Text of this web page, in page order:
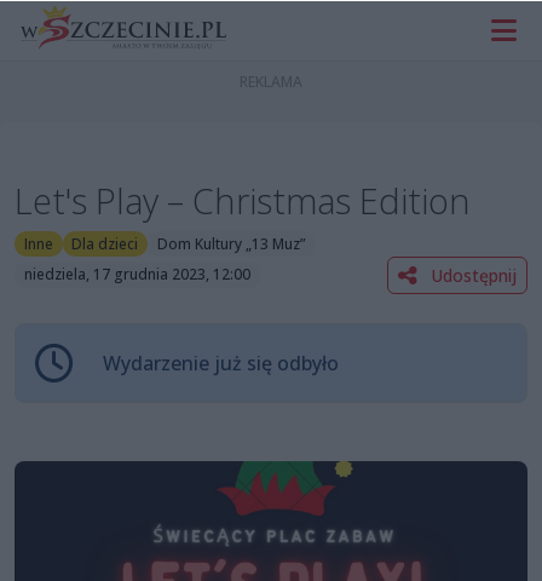
Let's Play – Christmas Edition
Inne Dla dzieci
Dom Kultury „13 Muz”
niedziela, 17 grudnia 2023, 12:00
Udostępnij
Wydarzenie już się odbyło